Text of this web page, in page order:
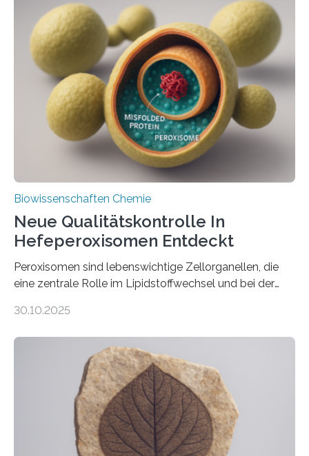
Biowissenschaften Chemie
Neue Qualitätskontrolle In
Hefeperoxisomen Entdeckt
Peroxisomen sind lebenswichtige Zellorganellen, die
eine zentrale Rolle im Lipidstoffwechsel und bei der
erfüllen können, müssen zahlreiche Enzyme präzise in
der Ruhr-Universität Bochum um Prof. Dr. Ralf Erdmann
und Dr. Ismaila Francis Yusuf hat nun einen bislang
unbekannten Qualitätskontrollmechanismus des
peroxisomalen Proteintransports in der Bäckerhefe
Saccharomyces cerevisiae entdeckt, der für die
Funktionsfähigkeit der Organellen entscheidend ist. Die
Studie wurde am 28. Oktober 2025 in der
30.10.2025